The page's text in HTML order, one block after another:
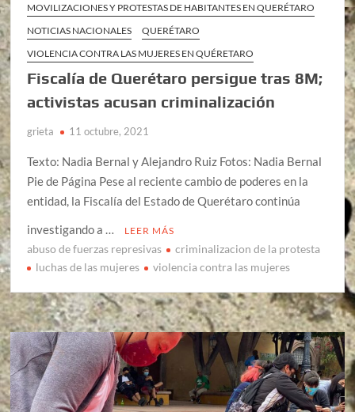
MOVILIZACIONES Y PROTESTAS DE HABITANTES EN QUERÉTARO
NOTICIAS NACIONALES
QUERÉTARO
VIOLENCIA CONTRA LAS MUJERES EN QUÉRETARO
Fiscalía de Querétaro persigue tras 8M;
activistas acusan criminalización
grieta 11 octubre, 2021
Texto: Nadia Bernal y Alejandro Ruiz Fotos: Nadia Bernal
Pie de Página Pese al reciente cambio de poderes en la
entidad, la Fiscalía del Estado de Querétaro continúa
investigando a …
LEER MÁS
abuso de fuerzas represivas
criminalizacion de la protesta
luchas de las mujeres
violencia contra las mujeres